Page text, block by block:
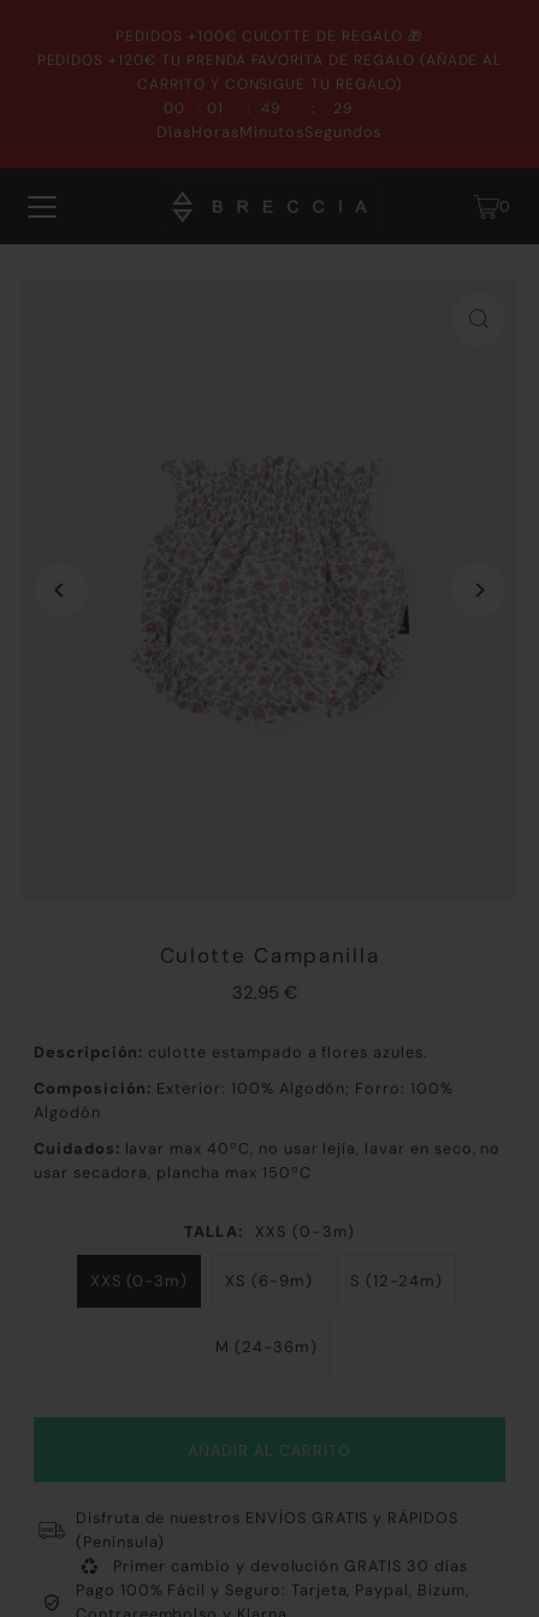
PEDIDOS +100€ CULOTTE DE REGALO 🎁
PEDIDOS +120€ TU PRENDA FAVORITA DE REGALO (AÑADE AL
CARRITO Y CONSIGUE TU REGALO)
00
Días
: 01
Horas
: 49
Minutos
: 29
Segundos
0
Culotte Campanilla
32,95 €
Descripción: culotte estampado a flores azules.
Composición: Exterior: 100% Algodón; Forro: 100%
Algodón
Cuidados: lavar max 40ºC, no usar lejía, lavar en seco, no
usar secadora, plancha max 150ºC
TALLA: XXS (0-3m)
XXS (0-3m) XS (6-9m) S (12-24m)
M (24-36m)
Disfruta de nuestros ENVÍOS GRATIS y RÁPIDOS
(Península)
Primer cambio y devolución GRATIS 30 días
Pago 100% Fácil y Seguro: Tarjeta, Paypal, Bizum,